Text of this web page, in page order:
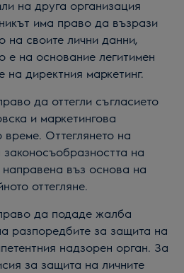
на друга организация
има право да възрази
на своите лични данни,
е на основание легитимен
на директния маркетинг.
да оттегли съгласието
и маркетингова
Оттеглянето на
законосъобразността на
направена въз основа на
оттегляне.
да подаде жалба
разпоредбите за защита на
надзорен орган. За
за защита на личните